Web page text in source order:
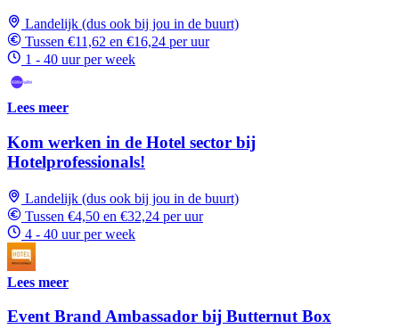
Landelijk (dus ook bij jou in de buurt)
Tussen €11,62 en €16,24 per uur
1 - 40 uur per week
Lees meer
Kom werken in de Hotel sector bij
Hotelprofessionals!
Landelijk (dus ook bij jou in de buurt)
Tussen €4,50 en €32,24 per uur
4 - 40 uur per week
Lees meer
Event Brand Ambassador bij Butternut Box